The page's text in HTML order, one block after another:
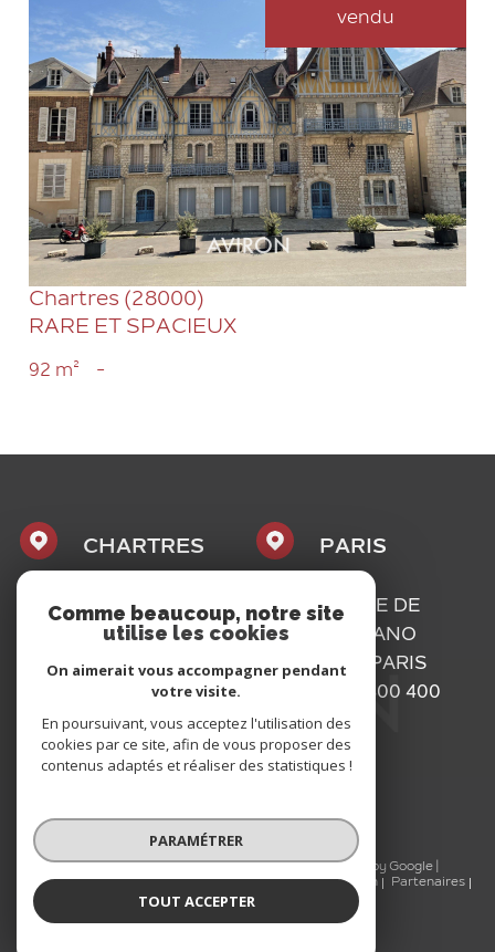
vendu
VOIR LE BIEN
Chartres (28000)
RARE ET SPACIEUX
92 m² -
CHARTRES
02 37 300 400
1, PLACE
MAURICE
CAZALIS
CHARTRES
PARIS
01 73 300 400
16, RUE DE
BASSANO
75116
PARIS
© 2026 | Tous droits réservés | Traduction powered by Google |
Nos honoraires
Plan du site Mentions légales Admin
Partenaires
Politique RGPD
Comme beaucoup, notre site
utilise les cookies
On aimerait vous accompagner pendant
votre visite.
En poursuivant, vous acceptez l'utilisation des
cookies par ce site, afin de vous proposer des
contenus adaptés et réaliser des statistiques !
PARAMÉTRER
TOUT ACCEPTER